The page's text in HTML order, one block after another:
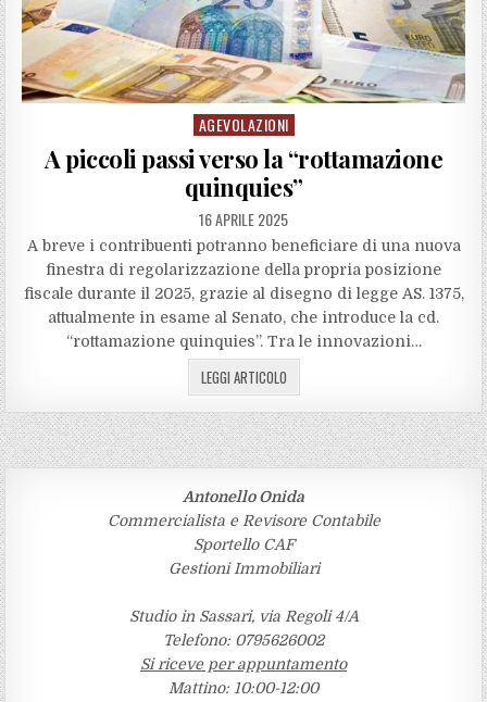
Posted
in
AGEVOLAZIONI
A piccoli passi verso la “rottamazione
quinquies”
16 APRILE 2025
A breve i contribuenti potranno beneficiare di una nuova
finestra di regolarizzazione della propria posizione
fiscale durante il 2025, grazie al disegno di legge AS. 1375,
attualmente in esame al Senato, che introduce la cd.
“rottamazione quinquies”. Tra le innovazioni…
LEGGI ARTICOLO
Antonello Onida
Commercialista e Revisore Contabile
Sportello CAF
Gestioni Immobiliari
Studio in Sassari, via Regoli 4/A
Telefono: 0795626002
Si riceve per appuntamento
Mattino: 10:00-12:00